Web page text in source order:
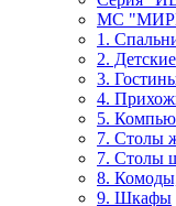
МС
1.
2. Детские
3.
4.
5.
7. Столы
7. Столы
8.
9. Шкафы